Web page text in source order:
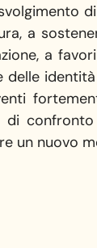
a
a
delle
di
un nuovo